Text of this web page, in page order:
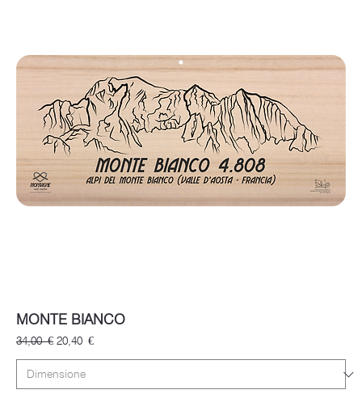
MONTE BIANCO
Prezzo regolare
34,00 € Prezzo scontato
20,40 €